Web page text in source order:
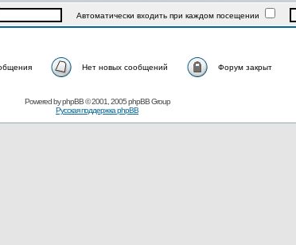
Автоматически входить при каждом посещении
Нет новых сообщений Форум закрыт
Powered byphpBB© 2001, 2005 phpBB Group
Русская поддержка phpBB